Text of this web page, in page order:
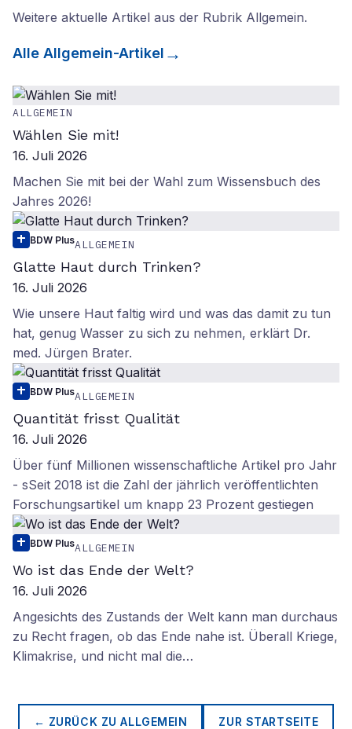
Weitere aktuelle Artikel aus der Rubrik Allgemein.
Alle Allgemein-Artikel
ALLGEMEIN
Wählen Sie mit!
16. Juli 2026
Machen Sie mit bei der Wahl zum Wissensbuch des
Jahres 2026!
BDW PlusALLGEMEIN
Glatte Haut durch Trinken?
16. Juli 2026
Wie unsere Haut faltig wird und was das damit zu tun
hat, genug Wasser zu sich zu nehmen, erklärt Dr.
med. Jürgen Brater.
BDW PlusALLGEMEIN
Quantität frisst Qualität
16. Juli 2026
Über fünf Millionen wissenschaftliche Artikel pro Jahr
- sSeit 2018 ist die Zahl der jährlich veröffentlichten
Forschungsartikel um knapp 23 Prozent gestiegen
BDW PlusALLGEMEIN
Wo ist das Ende der Welt?
16. Juli 2026
Angesichts des Zustands der Welt kann man durchaus
zu Recht fragen, ob das Ende nahe ist. Überall Kriege,
Klimakrise, und nicht mal die…
← ZURÜCK ZUALLGEMEIN ZUR STARTSEITE